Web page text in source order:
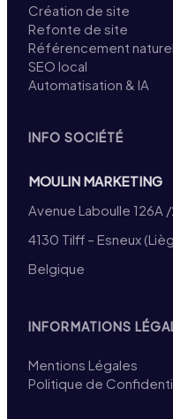
Création de site
Refonte de site
Référencement naturel
SEO local
Automatisation & IA
INFO SOCIÉTÉ
MOULIN MARKETING
Avenue Laboulle 126A /
4130 Tilff – Esneux
Belgique
INFORMATIONS
Mentions Légales
Politique de